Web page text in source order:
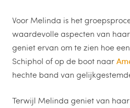
Voor Melinda is het
waardevolle aspecten van
geniet ervan om te zien hoe
Schiphol of op de boot naar
hechte band van
Terwijl Melinda geniet van